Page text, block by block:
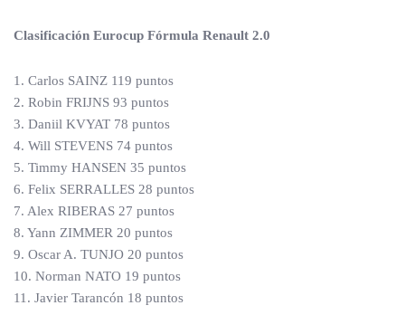
Clasificación Eurocup Fórmula Renault 2.0
1. Carlos SAINZ 119 puntos
2. Robin FRIJNS 93 puntos
3. Daniil KVYAT 78 puntos
4. Will STEVENS 74 puntos
5. Timmy HANSEN 35 puntos
6. Felix SERRALLES 28 puntos
7. Alex RIBERAS 27 puntos
8. Yann ZIMMER 20 puntos
9. Oscar A. TUNJO 20 puntos
10. Norman NATO 19 puntos
11. Javier Tarancón 18 puntos